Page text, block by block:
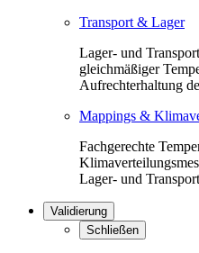
Transport & Lager
Lager- und
gleichmäßiger
Aufrechterhaltung
Mappings &
Fachgerechte
Lager- und
Validierung
Schließen